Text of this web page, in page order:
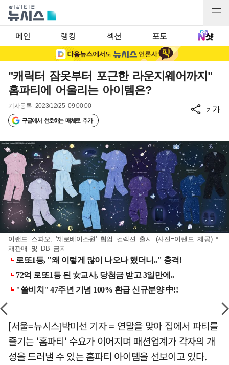
메인 랭킹 섹션 포토
"캐릭터 잠옷부터 포근한 라운지웨어까지"
홈파티에 어울리는 아이템은?
기사등록 2023/12/25 09:00:00
구글에서 선호하는 매체로 추가
가가
이랜드 스파오, '제로베이스원' 협업 컬렉션 출시 (사진=이랜드 제공) *
재판매 및 DB 금지
[서울=뉴시스]박미선 기자 = 연말을 맞아 집에서 파티를
즐기는 '홈파티' 수요가 이어지며 패션업계가 각자의 개
성을 드러낼 수 있는 홈파티 아이템을 선보이고 있다.